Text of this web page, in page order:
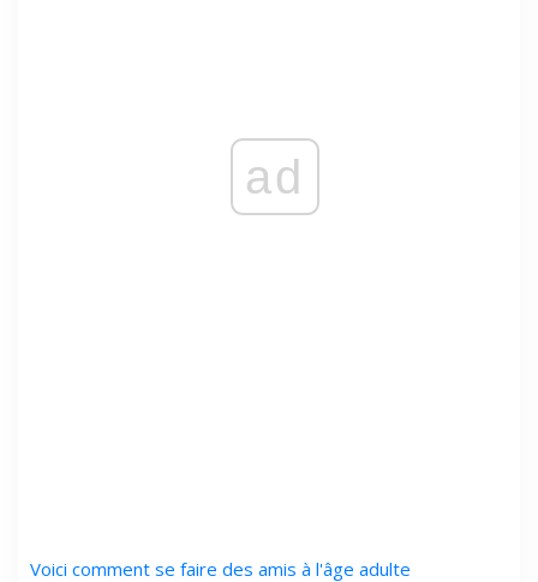
ad
Voici comment se faire des amis à l'âge adulte